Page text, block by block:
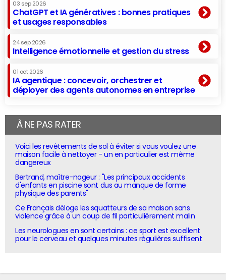
03 sep 2026
ChatGPT et IA génératives : bonnes pratiques
et usages responsables
24 sep 2026
Intelligence émotionnelle et gestion du stress
01 oct 2026
IA agentique : concevoir, orchestrer et
déployer des agents autonomes en entreprise
À NE PAS RATER
Voici les revêtements de sol à éviter si vous voulez une
maison facile à nettoyer - un en particulier est même
dangereux
Bertrand, maître-nageur : "Les principaux accidents
d'enfants en piscine sont dus au manque de forme
physique des parents"
Ce Français déloge les squatteurs de sa maison sans
violence grâce à un coup de fil particulièrement malin
Les neurologues en sont certains : ce sport est excellent
pour le cerveau et quelques minutes régulières suffisent